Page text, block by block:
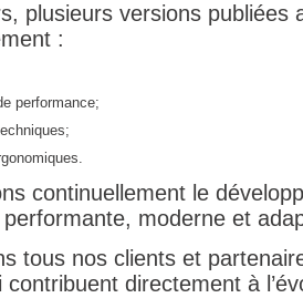
plusieurs versions publiées
:
performance;
continuellement le
moderne et
tous nos clients et
directement à